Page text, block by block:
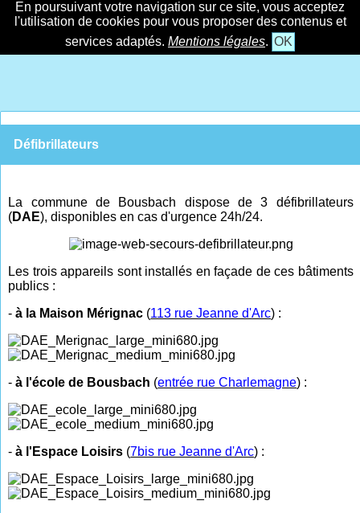
En poursuivant votre navigation sur ce site, vous acceptez
l'utilisation de cookies pour vous proposer des contenus et
services adaptés. Mentions légales. OK
Défibrillateurs
La commune de Bousbach dispose de 3 défibrillateurs
(DAE), disponibles en cas d'urgence 24h/24.
Les trois appareils sont installés en façade de ces bâtiments
publics :
-à la Maison Mérignac (113 rue Jeanne d'Arc) :
-à l'école de Bousbach (entrée rue Charlemagne) :
-à l'Espace Loisirs (7bis rue Jeanne d'Arc) :